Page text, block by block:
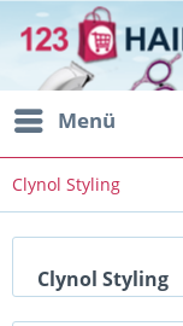
Menü
Clynol Styling
Clynol Styling